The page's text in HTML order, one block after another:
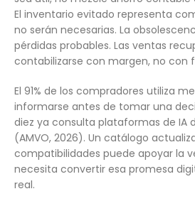
El inventario evitado representa
no serán necesarias. La
pérdidas probables. Las ventas
contabilizarse con margen, no con
El 91% de los compradores utiliza
informarse antes de tomar una
diez ya consulta plataformas de IA
(AMVO, 2026). Un catálogo
compatibilidades puede apoyar la
necesita convertir esa promesa
real.